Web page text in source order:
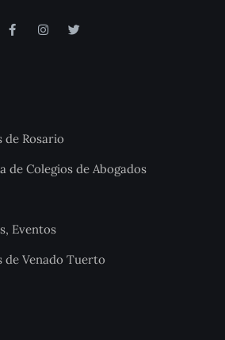
de Rosario
de Colegios de Abogados
Eventos
de Venado Tuerto